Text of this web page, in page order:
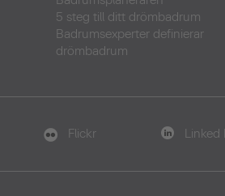
5 steg till ditt drömbadrum
Badrumsexperter definierar
drömbadrum
Flickr Linked